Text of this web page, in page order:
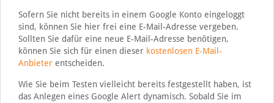
Sofern Sie nicht bereits in einem Google Konto eingeloggt
sind, können Sie hier frei eine E-Mail-Adresse vergeben.
Sollten Sie dafür eine neue E-Mail-Adresse benötigen,
können Sie sich für einen dieser kostenlosen E-Mail-
Anbieterentscheiden.
Wie Sie beim Testen vielleicht bereits festgestellt haben, ist
das Anlegen eines Google Alert dynamisch. Sobald Sie im